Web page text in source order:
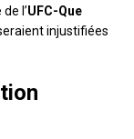
l’UFC-Que
injustifiées